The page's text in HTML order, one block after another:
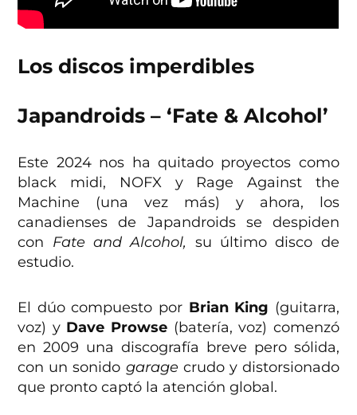
Los discos imperdibles
Japandroids – ‘Fate & Alcohol’
Este 2024 nos ha quitado proyectos como
black midi, NOFX y Rage Against the
Machine (una vez más) y ahora, los
canadienses de Japandroids se despiden
con Fate and Alcohol, su último disco de
estudio.
El dúo compuesto por Brian King (guitarra,
voz) y Dave Prowse (batería, voz) comenzó
en 2009 una discografía breve pero sólida,
con un sonido garage crudo y distorsionado
que pronto captó la atención global.